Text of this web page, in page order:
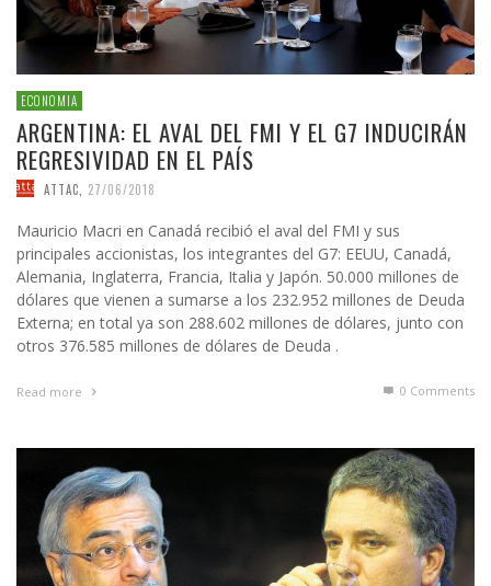
ECONOMIA
ARGENTINA: EL AVAL DEL FMI Y EL G7 INDUCIRÁN
REGRESIVIDAD EN EL PAÍS
ATTAC 27/06/2018
Mauricio Macri en Canadá recibió el aval del FMI y sus
principales accionistas, los integrantes del G7: EEUU, Canadá,
Alemania, Inglaterra, Francia, Italia y Japón. 50.000 millones de
dólares que vienen a sumarse a los 232.952 millones de Deuda
Externa; en total ya son 288.602 millones de dólares, junto con
otros 376.585 millones de dólares de Deuda .
Read more 0 Comments